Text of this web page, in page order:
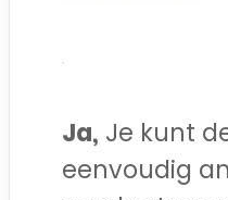
Ja, Je kunt
eenvoudig